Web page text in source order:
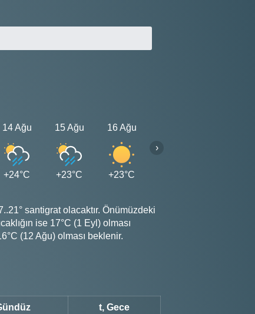
14 Ağu
+24°C
15 Ağu
+23°C
16 Ağu
+23°C
›
santigrat olacaktır. Önümüzdeki
ise 17°C (1 Eyl) olması
(12 Ağu) olması beklenir.
t, Gece